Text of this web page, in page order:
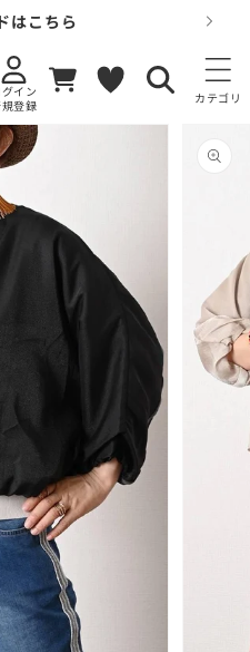
はこちら
カテゴリ
イン
登録
ト
気
に
商品情報にス